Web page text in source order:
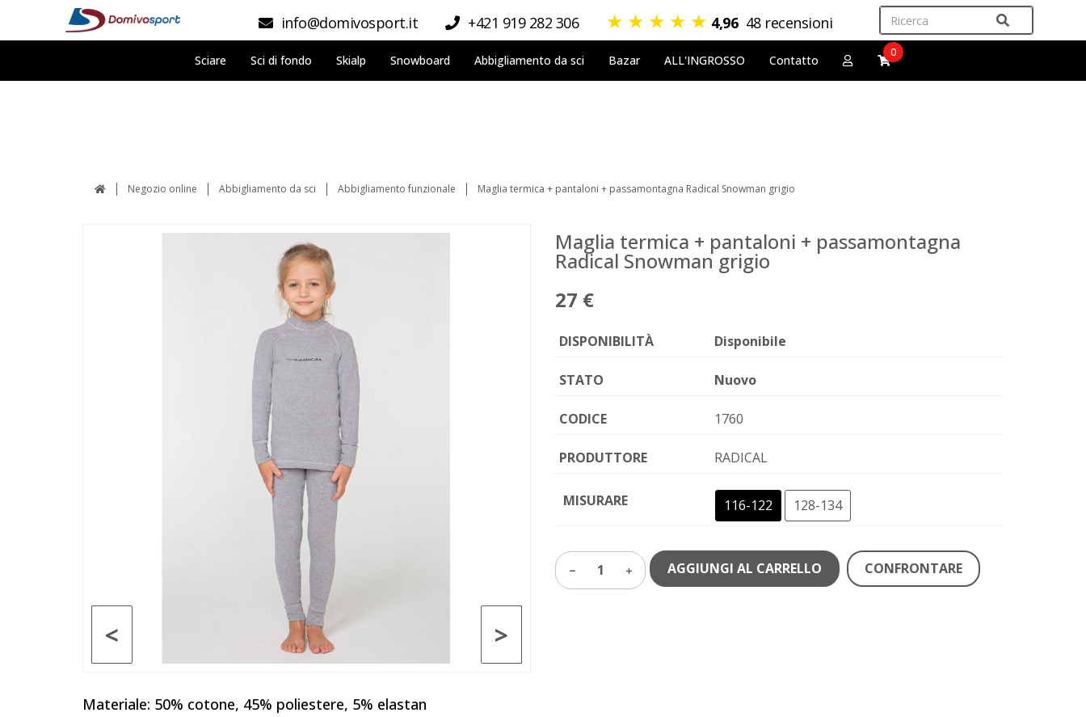
info@domivosport.it +421 919 282 306 ★ ★ ★ ★ ★ 4,96 48 recensioni
Sciare Sci di fondo Skialp Snowboard Abbigliamento da sci Bazar ALL'INGROSSO Contatto
0
Negozio online Abbigliamento da sci Abbigliamento funzionale Maglia termica + pantaloni + passamontagna Radical Snowman grigio
>
<
Maglia termica + pantaloni + passamontagna
Radical Snowman grigio
27 €
DISPONIBILITÀ Disponibile
STATO Nuovo
CODICE 1760
PRODUTTORE RADICAL
MISURARE 116-122 128-134
1 AGGIUNGI AL CARRELLO CONFRONTARE
Materiale: 50% cotone, 45% poliestere, 5% elastan